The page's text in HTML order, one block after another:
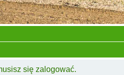
się zalogować.